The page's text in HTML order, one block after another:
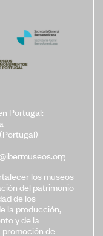
Portugal:
los museos
del patrimonio
de los
la producción,
y de la
de